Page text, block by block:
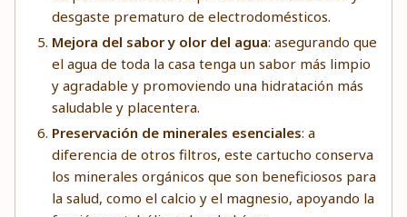
desgaste prematuro de electrodomésticos.
Mejora del sabor y olor del agua: asegurando que
el agua de toda la casa tenga un sabor más limpio
y agradable y promoviendo una hidratación más
saludable y placentera.
Preservación de minerales esenciales: a
diferencia de otros filtros, este cartucho conserva
los minerales orgánicos que son beneficiosos para
la salud, como el calcio y el magnesio, apoyando la